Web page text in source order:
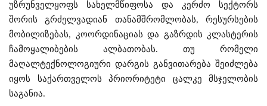
უზრუნველყოფს სახელმწიფოსა და კერძო სექტორს
შორის გრძელვადიან თანამშრომლობას, რესურსების
მობილიზებას, კოორდინაციას და გაზრდის კლასტერის
ჩამოყალიბების ალბათობას. თუ რომელი
მაღალტექნოლოგიური დარგის განვითარება შეიძლება
იყოს საქართველოს პრიორიტეტი ცალკე მსჯელობის
საგანია.